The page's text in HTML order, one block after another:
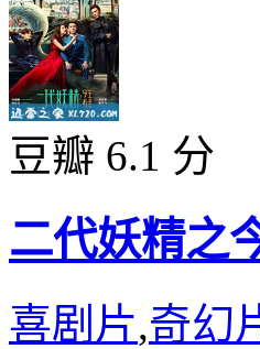
豆瓣 6.1 分
二代妖精之
喜剧片,奇幻